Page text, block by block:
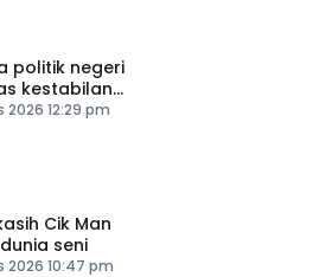
politik negeri
kestabilan
Perpaduan
2026 12:29 pm
Cik Man
dunia seni
2026 10:47 pm